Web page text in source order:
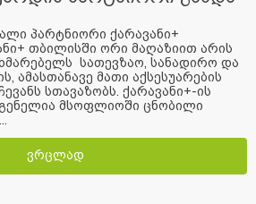
პარტნიორი ქარავანი+
თბილისში ორი მაღაზიით არის
სათევზაო, სანადირო და
ამასთანავე მათი აქსესუარების
სთავაზობს. ქარავანი+-ის
მსოფლიოში ცნობილი
ვრცლად